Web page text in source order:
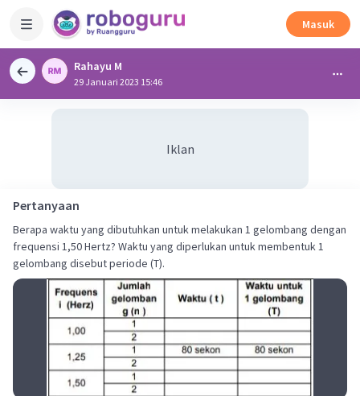
Masuk
Rahayu M
29 Januari 2023 15:46
Iklan
Pertanyaan
Berapa waktu yang dibutuhkan untuk melakukan 1 gelombang dengan
frequensi 1,50 Hertz? Waktu yang diperlukan untuk membentuk 1
gelombang disebut periode (T).